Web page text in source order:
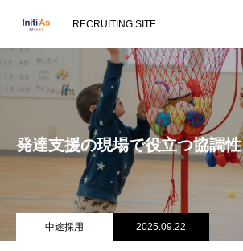
RECRUITING SITE
発達支援の現場で役立つ協調
中途採用 2025.09.22